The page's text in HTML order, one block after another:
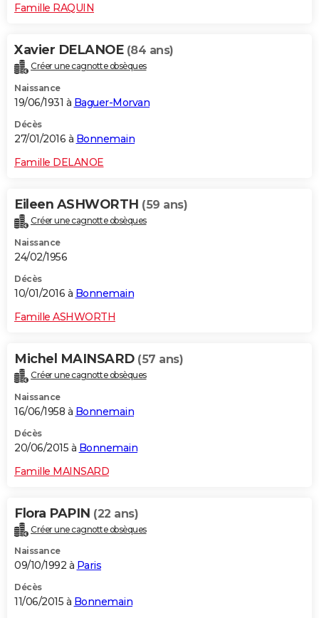
Famille RAQUIN
Xavier DELANOE (84 ans)
Créer une cagnotte obsèques
Naissance
19/06/1931 à Baguer-Morvan
Décès
27/01/2016 à Bonnemain
Famille DELANOE
Eileen ASHWORTH (59 ans)
Créer une cagnotte obsèques
Naissance
24/02/1956
Décès
10/01/2016 à Bonnemain
Famille ASHWORTH
Michel MAINSARD (57 ans)
Créer une cagnotte obsèques
Naissance
16/06/1958 à Bonnemain
Décès
20/06/2015 à Bonnemain
Famille MAINSARD
Flora PAPIN (22 ans)
Créer une cagnotte obsèques
Naissance
09/10/1992 à Paris
Décès
11/06/2015 à Bonnemain